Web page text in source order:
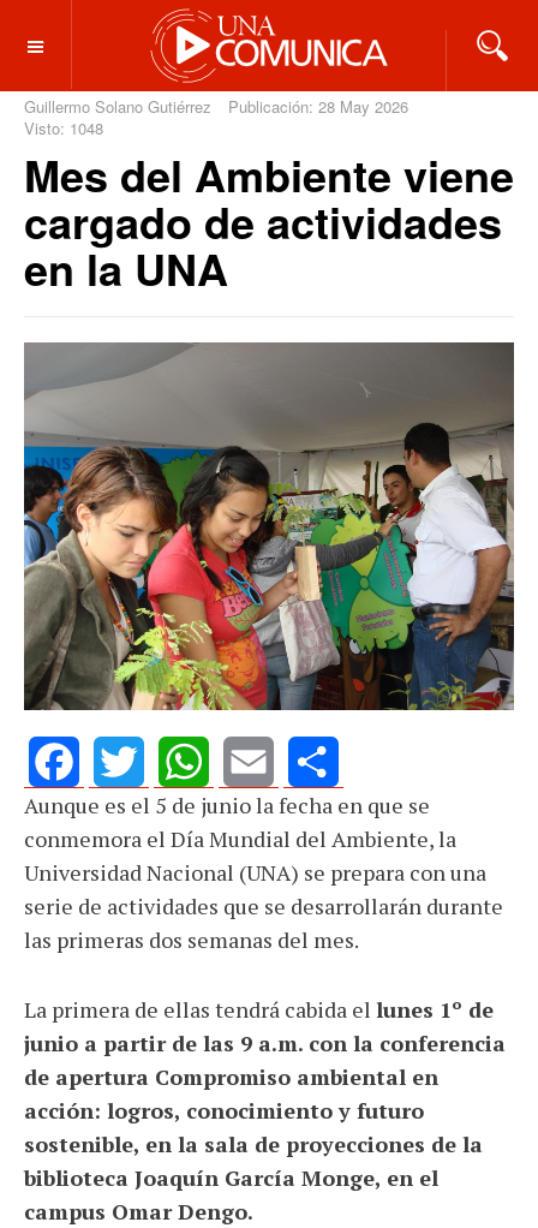
OFF CANVAS
Guillermo Solano Gutiérrez
Publicación: 28 May 2026
Visto: 1048
Mes del Ambiente viene
cargado de actividades
en la UNA
FacebookTwitterWhatsApp
Email Share
Aunque es el 5 de junio la fecha en que se
conmemora el Día Mundial del Ambiente, la
Universidad Nacional (UNA) se prepara con una
serie de actividades que se desarrollarán durante
las primeras dos semanas del mes.
La primera de ellas tendrá cabida el lunes 1º de
junio a partir de las 9 a.m. con la conferencia
de apertura Compromiso ambiental en
acción: logros, conocimiento y futuro
sostenible, en la sala de proyecciones de la
biblioteca Joaquín García Monge, en el
campus Omar Dengo.